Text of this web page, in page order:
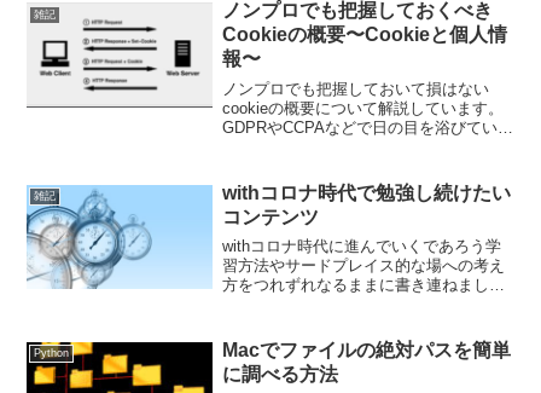
雑記
ノンプロでも把握しておくべき
Cookieの概要〜Cookieと個人情
報〜
ノンプロでも把握しておいて損はない
cookieの概要について解説しています。
GDPRやCCPAなどで日の目を浴びている
いろな規制やプライバシー強化の流れの
中で、そもそもcookieがないをしている
のかを把握してみませんか？
雑記
withコロナ時代で勉強し続けたい
コンテンツ
withコロナ時代に進んでいくであろう学
習方法やサードプレイス的な場への考え
方をつれずれなるままに書き連ねまし
リも考えてみます。
Python
Macでファイルの絶対パスを簡単
に調べる方法